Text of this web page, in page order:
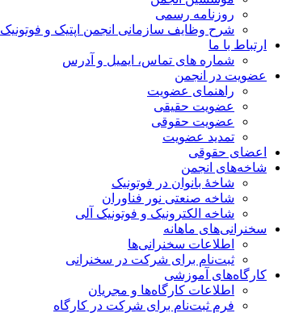
روزنامه رسمی
شرح وظایف سازمانی انجمن اپتیک و فوتونیک
ارتباط با ما
شماره های تماس، ایمیل و آدرس
عضویت در انجمن
راهنمای عضویت
عضویت حقیقی
عضویت حقوقی
تمدید عضویت
اعضای حقوقی
شاخه‌های انجمن
شاخۀ بانوان در فوتونیک
شاخه صنعتی نور فناوران
شاخه‌ الکترونیک و فوتونیک آلی
سخنرانی‌های ماهانه
اطلاعات سخنرانی‌‌ها
ثبت‌نام برای شرکت در سخنرانی
کارگاه‌های آموزشی
اطلاعات کارگاه‌ها و مجریان
فرم ثبت‌نام برای شرکت در کارگاه